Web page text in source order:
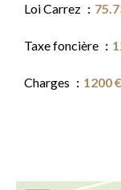
Loi Carrez
Taxe foncière
Charges 1200